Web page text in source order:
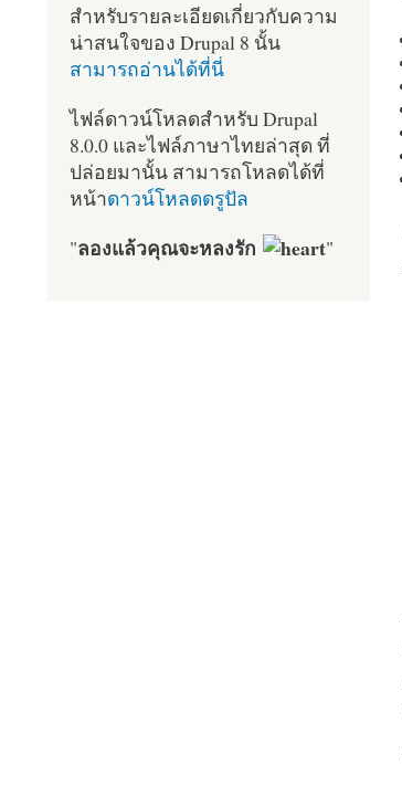
สำหรับรายละเอียดเกี่ยวกับความ
น่าสนใจของ Drupal 8 นั้น
สามารถอ่านได้ที่นี่
ไฟล์ดาวน์โหลดสำหรับ Drupal
8.0.0 และไฟล์ภาษาไทยล่าสุด ที่
ปล่อยมานั้น สามารถโหลดได้ที่
หน้าดาวน์โหลดดรูปัล
"ลองแล้วคุณจะหลงรัก "